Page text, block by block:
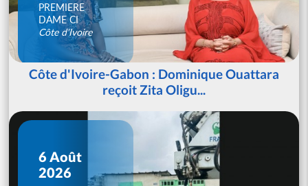
PREMIERE
DAME CI
Côte d'Ivoire
Côte d'Ivoire-Gabon : Dominique Ouattara
reçoit Zita Oligu...
6 Août
2026